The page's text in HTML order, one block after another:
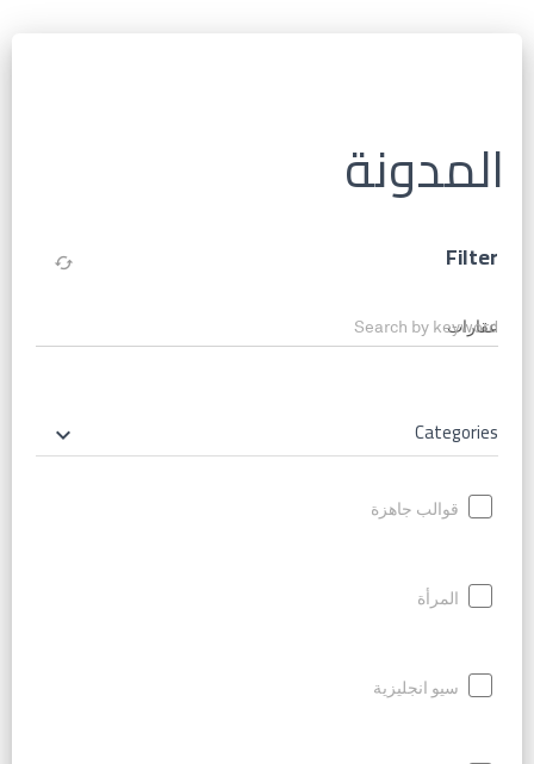
المدونة
Filter
cached
Search by keyword
Categories
keyboard_arrow_down
قوالب جاهزة
المرأة
سيو انجليزية